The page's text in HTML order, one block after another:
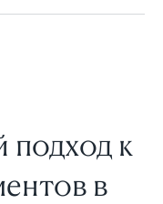
подход к
в